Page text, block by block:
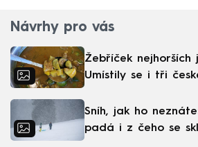
Návrhy pro vás
Žebříček nejhorších
Umístily se i tři
Sníh, jak ho
padá i z čeho se